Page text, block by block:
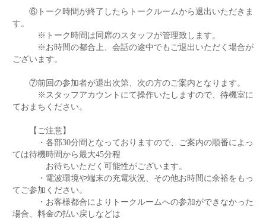
⑥トーク時間が終了したらトークルームから退出いただきま
す。
※トーク時間は同席のスタッフが管理致します。
※お時間の都合上、会話の途中でもご退出いただく場合が
ございます。
⑦前回の参加者が退出次第、次の方のご案内となります。
※スタッフアカウントにて操作いたしますので、待機室に
ておまちください。
【ご注意】
・各部30分間となっておりますので、ご案内の順番によっ
ては待機時間から最大45分程
お待ちいただく可能性がございます。
・電波環境や端末の充電状況、その他お時間に余裕をもっ
てご参加ください。
・お客様都合によりトークルームへの参加ができなかった
場合、料金の払い戻しなどは